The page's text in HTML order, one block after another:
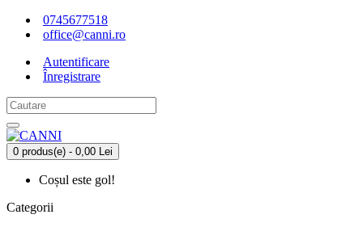
0745677518
office@canni.ro
Autentificare
Înregistrare
0 produs(e) - 0,00 Lei
Coșul este gol!
Categorii